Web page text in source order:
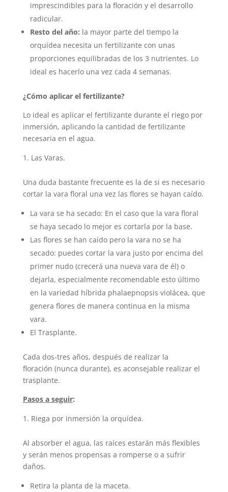
imprescindibles para la floración y el desarrollo
radicular.
Resto del año: la mayor parte del tiempo la
orquídea necesita un fertilizante con unas
proporciones equilibradas de los 3 nutrientes. Lo
ideal es hacerlo una vez cada 4 semanas.
¿Cómo aplicar el fertilizante?
Lo ideal es aplicar el fertilizante durante el riego por
inmersión, aplicando la cantidad de fertilizante
necesaria en el agua.
Las Varas.
Una duda bastante frecuente es la de si es necesario
cortar la vara floral una vez las flores se hayan caído.
La vara se ha secado: En el caso que la vara floral
se haya secado lo mejor es cortarla por la base.
Las flores se han caído pero la vara no se ha
secado: puedes cortar la vara justo por encima del
primer nudo (crecerá una nueva vara de él) o
dejarla, especialmente recomendable esto último
en la variedad híbrida phalaepnopsis violácea, que
genera flores de manera continua en la misma
vara.
El Trasplante.
Cada dos-tres años, después de realizar la
floración (nunca durante), es aconsejable realizar el
trasplante.
Pasos a seguir:
Riega por inmersión la orquídea.
Al absorber el agua, las raíces estarán más flexibles
y serán menos propensas a romperse o a sufrir
daños.
Retira la planta de la maceta.